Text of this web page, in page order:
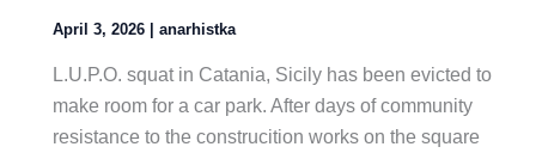
April 3, 2026 anarhistka
L.U.P.O. squat in Catania, Sicily has been evicted to
make room for a car park. After days of community
resistance to the construcition works on the square